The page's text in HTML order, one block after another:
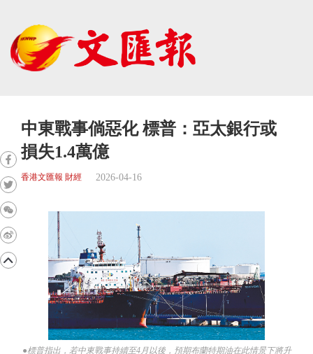
中東戰事倘惡化 標普：亞太銀行或
損失1.4萬億
香港文匯報 財經 2026-04-16
●標普指出，若中東戰事持續至4月以後，預期布蘭特期油在此情景下將升